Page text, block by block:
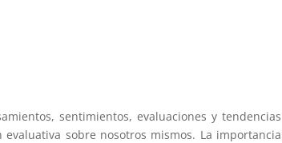
sentimientos, evaluaciones y tendencias
sobre nosotros mismos. La importancia